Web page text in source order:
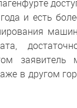
и есть
заявитель
в другом